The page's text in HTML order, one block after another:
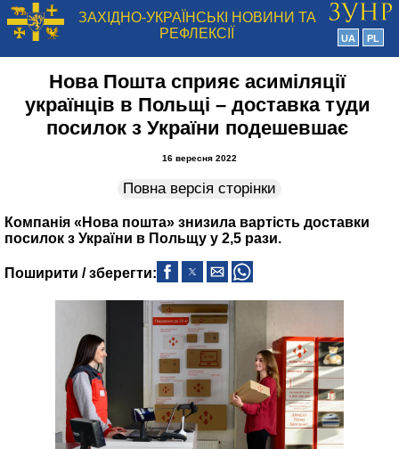
ЗАХІДНО-УКРАЇНСЬКІ НОВИНИ ТА
РЕФЛЕКСІЇ
UA PL
Нова Пошта сприяє асиміляції
українців в Польщі – доставка туди
посилок з України подешевшає
16 вересня 2022
Повна версія сторінки
Компанія «Нова пошта‎» знизила вартість доставки
посилок з України в Польщу у 2,5 рази.
Поширити / зберегти: